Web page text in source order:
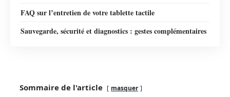
FAQ sur l’entretien de votre tablette tactile
Sauvegarde, sécurité et diagnostics : gestes complémentaires
Sommaire de l'article masquer